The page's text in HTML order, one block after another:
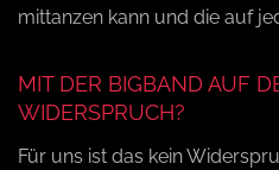
mittanzen kann und die auf
MIT DER BIGBAND AUF
WIDERSPRUCH?
Für uns ist das kein